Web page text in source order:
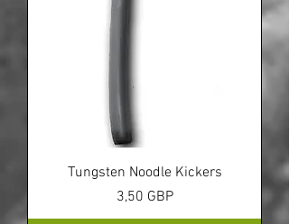
Tungsten Noodle Kickers
Preț
3,50 GBP